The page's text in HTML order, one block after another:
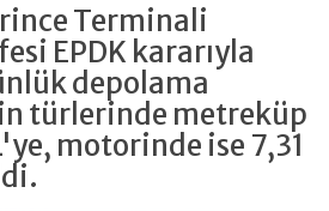
Terminali
EPDK kararıyla
depolama
türlerinde metreküp
motorinde ise 7,31